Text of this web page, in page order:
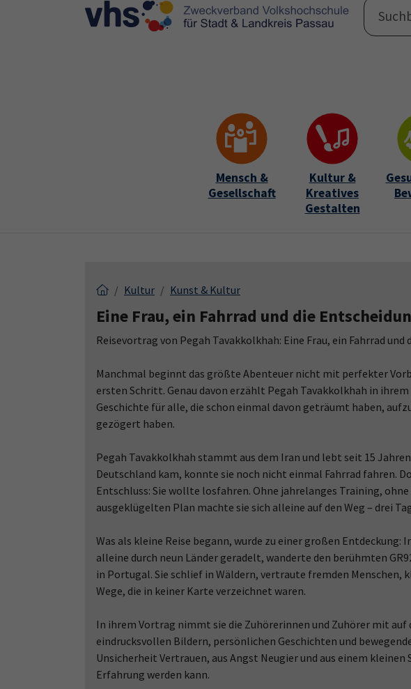
Skip to main content
Skip to page footer
Mensch &
Gesellschaft
Kultur &
Kreatives
Gestalten
Kultur Kunst & Kultur
Eine Frau, ein Fahrrad und die
Reisevortrag von Pegah Tavakkolkhah: Eine Frau, ein Fahrrad
Manchmal beginnt das größte Abenteuer nicht mit perfekter
ersten Schritt. Genau davon erzählt Pegah Tavakkolkhah in
Geschichte für alle, die schon einmal davon geträumt haben,
gezögert haben.
Pegah Tavakkolkhah stammt aus dem Iran und lebt seit 15
Deutschland kam, konnte sie noch nicht einmal Fahrrad fahren.
Entschluss: Sie wollte losfahren. Ohne jahrelanges Training,
ausgeklügelten Plan machte sie sich alleine auf den Weg – drei
Was als kleine Reise begann, wurde zu einer großen Entdeckung:
alleine durch neun Länder geradelt, wanderte den berühmten
in Portugal. Sie schlief in Wäldern, vertraute fremden Menschen,
Wege, die in keiner Karte verzeichnet waren.
In ihrem Vortrag nimmt sie die Zuhörerinnen und Zuhörer mit auf
eindrucksvollen Bildern, persönlichen Geschichten und
Unsicherheit Vertrauen, aus Angst Neugier und aus einem
Erfahrung werden kann.